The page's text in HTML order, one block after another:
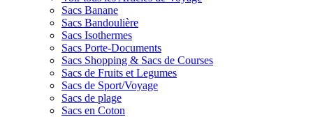
Sacs Banane
Sacs Bandoulière
Sacs Isothermes
Sacs Porte-Documents
Sacs Shopping & Sacs de Courses
Sacs de Fruits et Legumes
Sacs de Sport/Voyage
Sacs de plage
Sacs en Coton